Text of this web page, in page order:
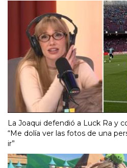
La Joaqui defendió a Luck Ra y
“Me dolía ver las fotos de una
ir”